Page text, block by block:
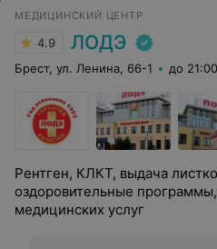
МЕДИЦИНСКИЙ ЦЕНТР
4.9 ЛОДЭ
Брест, ул. Ленина, 66-1 до 21:00
Рентген, КЛКТ, выдача
оздоровительные
медицинских услуг